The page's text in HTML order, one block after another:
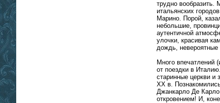
трудно вообразить.
итальянских
Марино. Порой,
небольшие,
аутентичной
улочки, красивая
дождь,
Много впечатлений
от поездки в
старинные церкви и
XX в.
Джанкарло Де
откровением! И,